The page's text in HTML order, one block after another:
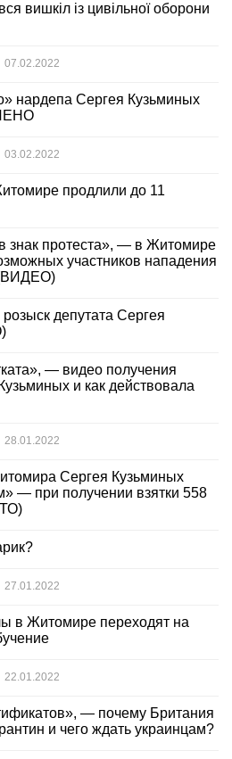
вишкіл із цивільної оборони
07.02.2022
нардепа Сергея Кузьминых
03.02.2022
продлили до 11
знак протеста», — в Житомире
участников нападения
(ВИДЕО)
депутата Сергея
— видео получения
и как действовала
28.01.2022
Сергея Кузьминых
— при получении взятки 558
27.01.2022
в Житомире переходят на
22.01.2022
— почему Британия
и чего ждать украинцам?